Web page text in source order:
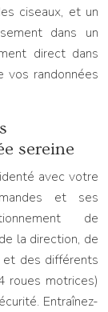
ciseaux, et un
dans un
direct dans
randonnées
sereine
avec votre
et ses
de
la direction, de
et des différents
roues motrices)
Entraînez-